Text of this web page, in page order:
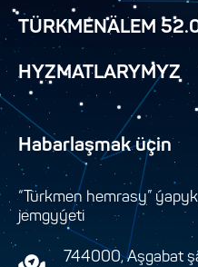
TÜRKMENÄLEM
HYZMATLARYMYZ
Habarlaşmak üçin
“Türkmen hemrasy”
jemgyýeti
744000, Aşgabat